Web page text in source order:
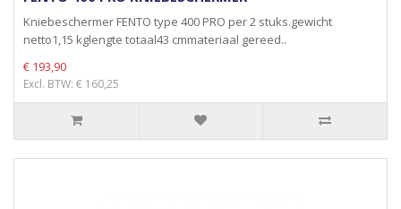
Kniebeschermer FENTO type 400 PRO per 2 stuks.gewicht
netto1,15 kglengte totaal43 cmmateriaal gereed..
€ 193,90
Excl. BTW: € 160,25